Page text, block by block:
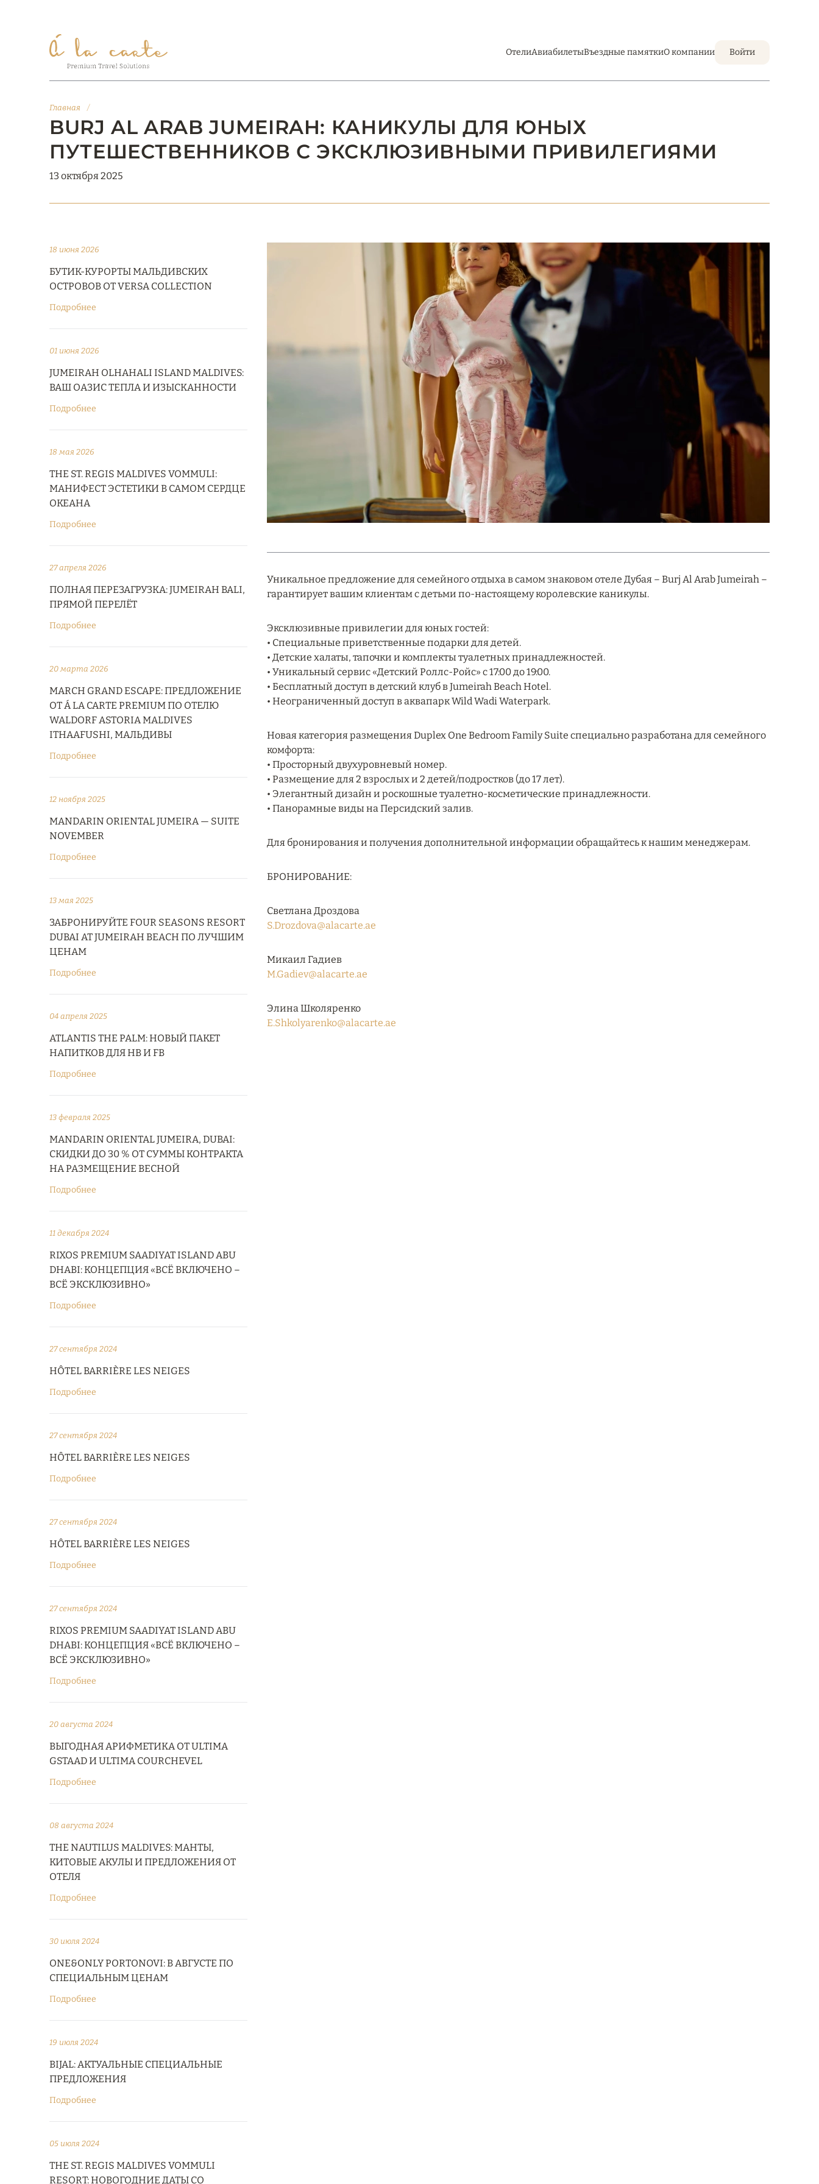
ОтелиАвиабилетыВъездные памяткиО компании Войти
Главная /
BURJ AL ARAB JUMEIRAH: КАНИКУЛЫ ДЛЯ ЮНЫХ
ПУТЕШЕСТВЕННИКОВ С ЭКСКЛЮЗИВНЫМИ ПРИВИЛЕГИЯМИ
13 октября 2025
18 июня 2026
БУТИК-КУРОРТЫ МАЛЬДИВСКИХ
ОСТРОВОВ ОТ VERSA COLLECTION
Подробнее
01 июня 2026
JUMEIRAH OLHAHALI ISLAND MALDIVES:
ВАШ ОАЗИС ТЕПЛА И ИЗЫСКАННОСТИ
Подробнее
18 мая 2026
THE ST. REGIS MALDIVES VOMMULI:
МАНИФЕСТ ЭСТЕТИКИ В САМОМ СЕРДЦЕ
ОКЕАНА
Подробнее
27 апреля 2026
ПОЛНАЯ ПЕРЕЗАГРУЗКА: JUMEIRAH BALI,
ПРЯМОЙ ПЕРЕЛЁТ
Подробнее
20 марта 2026
MARCH GRAND ESCAPE: ПРЕДЛОЖЕНИЕ
ОТ Á LA CARTE PREMIUM ПО ОТЕЛЮ
WALDORF ASTORIA MALDIVES
ITHAAFUSHI, МАЛЬДИВЫ
Подробнее
12 ноября 2025
MANDARIN ORIENTAL JUMEIRA — SUITE
NOVEMBER
Подробнее
13 мая 2025
ЗАБРОНИРУЙТЕ FOUR SEASONS RESORT
DUBAI AT JUMEIRAH BEACH ПО ЛУЧШИМ
ЦЕНАМ
Подробнее
04 апреля 2025
ATLANTIS THE PALM: НОВЫЙ ПАКЕТ
НАПИТКОВ ДЛЯ HB И FB
Подробнее
13 февраля 2025
MANDARIN ORIENTAL JUMEIRA, DUBAI:
СКИДКИ ДО 30 % ОТ СУММЫ КОНТРАКТА
НА РАЗМЕЩЕНИЕ ВЕСНОЙ
Подробнее
11 декабря 2024
RIXOS PREMIUM SAADIYAT ISLAND ABU
DHABI: КОНЦЕПЦИЯ «ВСЁ ВКЛЮЧЕНО –
ВСЁ ЭКСКЛЮЗИВНО»
Подробнее
27 сентября 2024
HÔTEL BARRIÈRE LES NEIGES
Подробнее
27 сентября 2024
HÔTEL BARRIÈRE LES NEIGES
Подробнее
27 сентября 2024
HÔTEL BARRIÈRE LES NEIGES
Подробнее
27 сентября 2024
RIXOS PREMIUM SAADIYAT ISLAND ABU
DHABI: КОНЦЕПЦИЯ «ВСЁ ВКЛЮЧЕНО –
ВСЁ ЭКСКЛЮЗИВНО»
Подробнее
20 августа 2024
ВЫГОДНАЯ АРИФМЕТИКА ОТ ULTIMA
GSTAAD И ULTIMA COURCHEVEL
Подробнее
08 августа 2024
THE NAUTILUS MALDIVES: МАНТЫ,
КИТОВЫЕ АКУЛЫ И ПРЕДЛОЖЕНИЯ ОТ
ОТЕЛЯ
Подробнее
30 июля 2024
ONE&ONLY PORTONOVI: В АВГУСТЕ ПО
СПЕЦИАЛЬНЫМ ЦЕНАМ
Подробнее
19 июля 2024
BIJAL: АКТУАЛЬНЫЕ СПЕЦИАЛЬНЫЕ
ПРЕДЛОЖЕНИЯ
Подробнее
05 июля 2024
THE ST. REGIS MALDIVES VOMMULI
RESORT: НОВОГОДНИЕ ДАТЫ СО
Уникальное предложение для семейного отдыха в самом знаковом отеле Дубая – Burj Al Arab Jumeirah –
гарантирует вашим клиентам с детьми по-настоящему королевские каникулы.
Эксклюзивные привилегии для юных гостей:
• Специальные приветственные подарки для детей.
• Детские халаты, тапочки и комплекты туалетных принадлежностей.
• Уникальный сервис «Детский Роллс-Ройс» с 17:00 до 19:00.
• Бесплатный доступ в детский клуб в Jumeirah Beach Hotel.
• Неограниченный доступ в аквапарк Wild Wadi Waterpark.
Новая категория размещения Duplex One Bedroom Family Suite специально разработана для семейного
комфорта:
• Просторный двухуровневый номер.
• Размещение для 2 взрослых и 2 детей/подростков (до 17 лет).
• Элегантный дизайн и роскошные туалетно-косметические принадлежности.
• Панорамные виды на Персидский залив.
Для бронирования и получения дополнительной информации обращайтесь к нашим менеджерам.
БРОНИРОВАНИЕ:
Светлана Дроздова
S.Drozdova@alacarte.ae
Микаил Гадиев
M.Gadiev@alacarte.ae
Элина Школяренко
E.Shkolyarenko@alacarte.ae